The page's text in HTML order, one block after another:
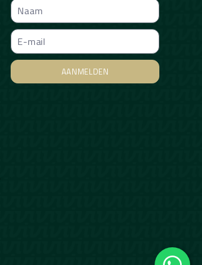
AANMELDEN